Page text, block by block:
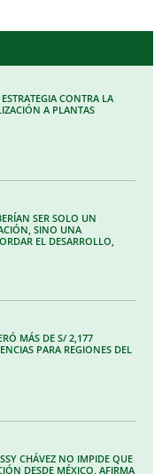
CONTRA LA
A PLANTAS
SER SOLO UN
SINO UNA
EL DESARROLLO,
MÁS DE S/ 2,177
PARA REGIONES DEL
CHÁVEZ NO IMPIDE QUE
DESDE MÉXICO, AFIRMA